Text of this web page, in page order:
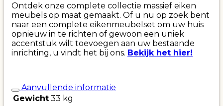
Ontdek onze complete collectie massief eiken
meubels op maat gemaakt. Of u nu op zoek bent
naar een complete eikenmeubelset om uw huis
opnieuw in te richten of gewoon een uniek
accentstuk wilt toevoegen aan uw bestaande
inrichting, u vindt het bij ons. Bekijk het hier!
Aanvullende informatie
Gewicht 33 kg